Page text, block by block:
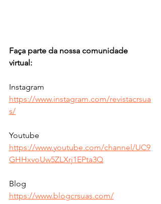
Faça parte da nossa comunidade
virtual:
Instagram
https://www.instagram.com/revistacrsua
s/
Youtube
https://www.youtube.com/channel/UC9
GHHxvoUw5ZLXrj1EPta3Q
Blog
https://www.blogcrsuas.com/